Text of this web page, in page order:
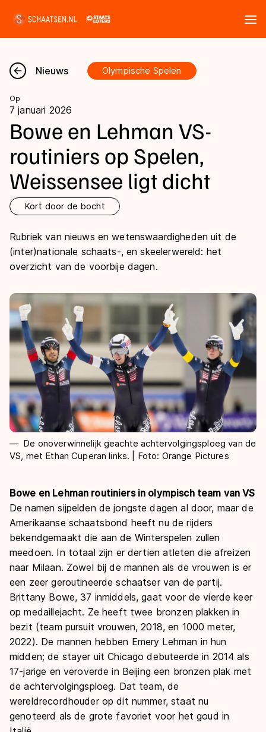
Nieuws
Kalender
Disciplines
Marathon
Langebaan
Inlineskaten
Kunstschaatsen
Natuurijs
Uitslagen
Langebaan
Shorttrack
Marathon
Kunstschaatsen
Tijden & historie
Ranglijsten Langebaan
Historie & statistiek
De weg op
Inschrijven wedstrijden
Algemene Nederlandse Schaatstijd
Deze zomer de weg op
Waar kan ik schaatsen en skaten?
Schaatsfans
Alles voor jou als schaatsfan
Evenementen
Tickets
Livestreams
Word schaatsfan!
Winacties
Olympische Spelen
Olympische Spelen
Medaille overzicht
Medaillespiegel
Olympische uitslagen
Van Jong tot Goud verhalen
Nieuws Olympische Spelen
Op
7 januari 2026
Bowe en Lehman VS-
routiniers op Spelen,
Weissensee ligt dicht
Kort door de bocht
Rubriek van nieuws en wetenswaardigheden uit de
(inter)nationale schaats-, en skeelerwereld: het
overzicht van de voorbije dagen.
De onoverwinnelijk geachte achtervolgingsploeg van de
VS, met Ethan Cuperan links. | Foto: Orange Pictures
Bowe en Lehman routiniers in olympisch team van VS
De namen sijpelden de jongste dagen al door, maar de
Amerikaanse schaatsbond heeft nu de rijders
bekendgemaakt die aan de Winterspelen zullen
meedoen. In totaal zijn er dertien atleten die afreizen
naar Milaan. Zowel bij de mannen als de vrouwen is er
een zeer geroutineerde schaatser van de partij.
Brittany Bowe, 37 inmiddels, gaat voor de vierde keer
op medaillejacht. Ze heeft twee bronzen plakken in
bezit (team pursuit vrouwen, 2018, en 1000 meter,
2022). De mannen hebben Emery Lehman in hun
midden; de stayer uit Chicago debuteerde in 2014 als
17-jarige en veroverde in Beijing een bronzen plak met
de achtervolgingsploeg. Dat team, de
wereldrecordhouder op dit nummer, staat nu
genoteerd als de grote favoriet voor het goud in